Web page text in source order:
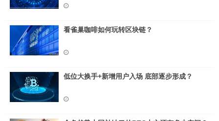
看雀巢咖啡如何玩转区块链？
低位大换手+新增用户入场 底部逐步形成？